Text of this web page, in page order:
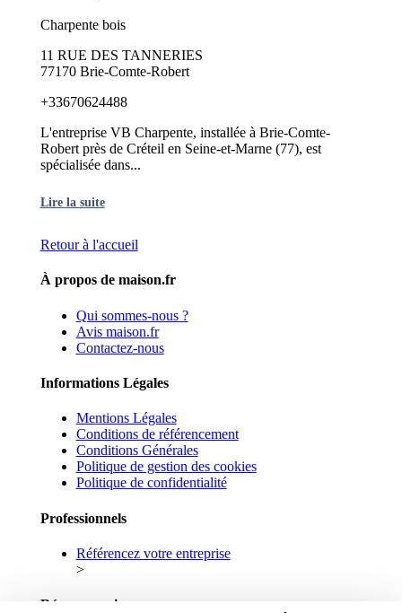
Charpente bois
11 RUE DES TANNERIES
77170 Brie-Comte-Robert
+33670624488
L'entreprise VB Charpente, installée à Brie-Comte-
Robert près de Créteil en Seine-et-Marne (77), est
spécialisée dans...
Lire la suite
Retour à l'accueil
À propos de maison.fr
Qui sommes-nous ?
Avis maison.fr
Contactez-nous
Informations Légales
Mentions Légales
Conditions de référencement
Conditions Générales
Politique de gestion des cookies
Politique de confidentialité
Professionnels
Référencez votre entreprise
>
Réseaux sociaux